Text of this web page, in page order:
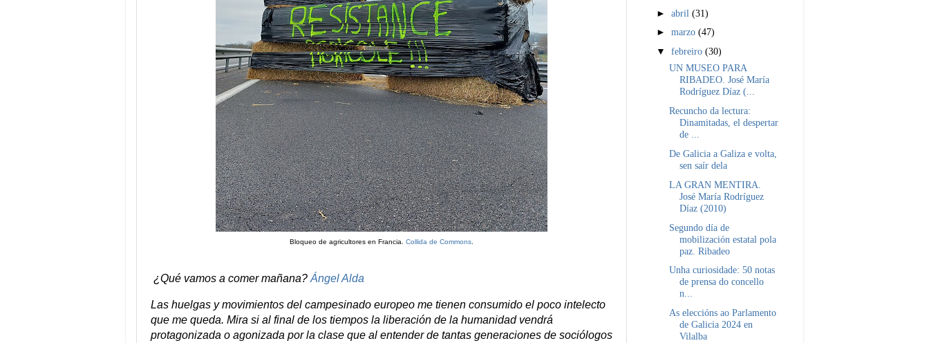
Bloqueo de agricultores en Francia. Collida de Commons
¿Qué vamos a comer mañana? Ángel Alda
Las huelgas y movimientos del campesinado europeo me tienen consumido el poco intelecto
que me queda. Mira si al final de los tiempos la liberación de la humanidad vendrá
protagonizada o agonizada por la clase que al entender de tantas generaciones de sociólogos
►abril(31)
►marzo(47)
▼febreiro(30)
UN MUSEO PARA
RIBADEO. José María
Rodríguez Díaz (...
Recuncho da lectura:
Dinamitadas, el despertar
de ...
De Galicia a Galiza e volta,
sen saír dela
LA GRAN MENTIRA.
José María Rodríguez
Díaz (2010)
Segundo día de
mobilización estatal pola
paz. Ribadeo
Unha curiosidade: 50 notas
de prensa do concello
n...
As eleccións ao Parlamento
de Galicia 2024 en
Vilalba